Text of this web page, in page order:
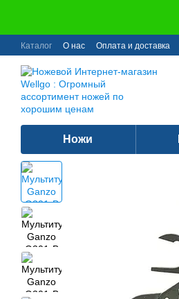
Каталог О нас Оплата и доставка
Ножи